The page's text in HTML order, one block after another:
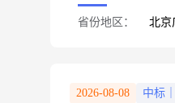
省份地区： 北京
2026-08-08 中标